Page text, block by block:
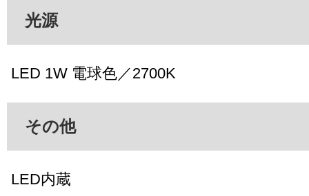
光源
LED 1W 電球色／2700K
その他
LED内蔵